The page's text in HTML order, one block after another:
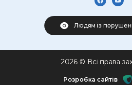
Людям із
2026 © Всі права
Розробка сайтів